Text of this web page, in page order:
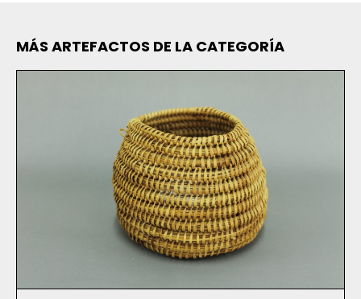
MÁS ARTEFACTOS DE LA CATEGORÍA